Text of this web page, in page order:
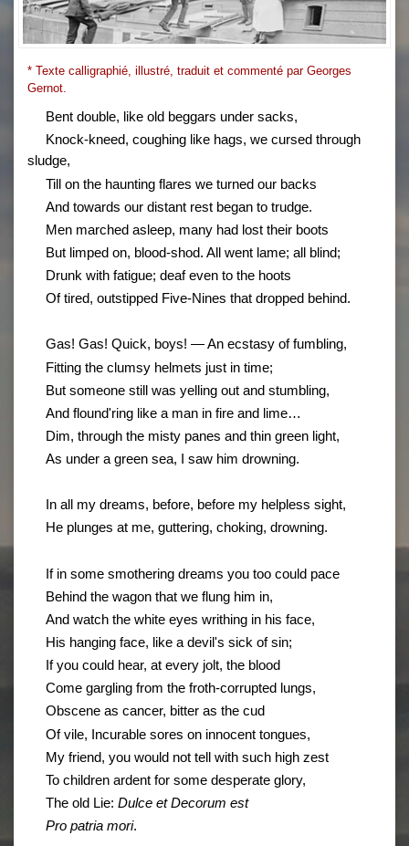
* Texte calligraphié, illustré, traduit et commenté par Georges
Gernot.
Bent double, like old beggars under sacks,
Knock-kneed, coughing like hags, we cursed through
sludge,
Till on the haunting flares we turned our backs
And towards our distant rest began to trudge.
Men marched asleep, many had lost their boots
But limped on, blood-shod. All went lame; all blind;
Drunk with fatigue; deaf even to the hoots
Of tired, outstipped Five-Nines that dropped behind.
Gas! Gas! Quick, boys! — An ecstasy of fumbling,
Fitting the clumsy helmets just in time;
But someone still was yelling out and stumbling,
And flound'ring like a man in fire and lime…
Dim, through the misty panes and thin green light,
As under a green sea, I saw him drowning.
In all my dreams, before, before my helpless sight,
He plunges at me, guttering, choking, drowning.
If in some smothering dreams you too could pace
Behind the wagon that we flung him in,
And watch the white eyes writhing in his face,
His hanging face, like a devil's sick of sin;
If you could hear, at every jolt, the blood
Come gargling from the froth-corrupted lungs,
Obscene as cancer, bitter as the cud
Of vile, Incurable sores on innocent tongues,
My friend, you would not tell with such high zest
To children ardent for some desperate glory,
The old Lie: Dulce et Decorum est
Pro patria mori.